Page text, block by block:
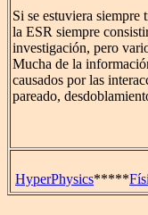
Si se estuviera siempre
la ESR siempre
investigación, pero
Mucha de la
causados por las
pareado,
HyperPhysics*****